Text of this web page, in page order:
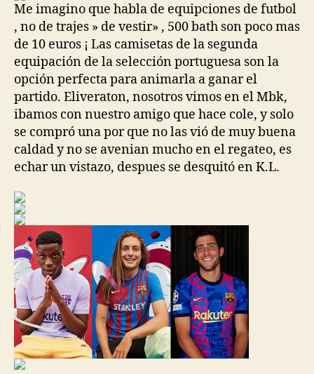
Me imagino que habla de equipciones de futbol
, no de trajes » de vestir» , 500 bath son poco mas
de 10 euros ¡ Las camisetas de la segunda
equipación de la selección portuguesa son la
opción perfecta para animarla a ganar el
partido. Eliveraton, nosotros vimos en el Mbk,
ibamos con nuestro amigo que hace cole, y solo
se compró una por que no las vió de muy buena
caldad y no se avenian mucho en el regateo, es
echar un vistazo, despues se desquitó en K.L.